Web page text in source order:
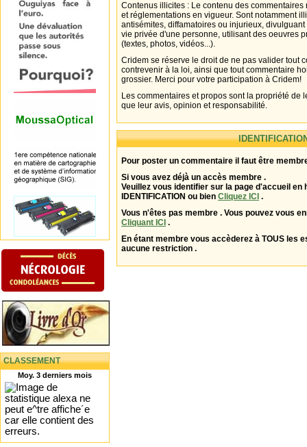
CLASSEMENT
Moy. 3 derniers mois
Contenus illicites : Le contenu des
et réglementations en vigueur. Sont notamment
antisémites, diffamatoires ou injurieux,
vie privée d'une personne, utilisant des oeuvres
(textes, photos, vidéos...).
Cridem se réserve le droit de ne pas valider tout
contrevenir à la loi, ainsi que tout commentaire
grossier. Merci pour votre participation à Cridem!
Les commentaires et propos sont la propriété de
que leur avis, opinion et responsabilité.
Pour poster un commentaire il faut être
Si vous avez déjà un accès membre .
Veuillez vous identifier sur la page d'accueil en
IDENTIFICATION ou bien Cliquez ICI .
Vous n'êtes pas membre . Vous pouvez vous
Cliquant ICI .
En étant membre vous accèderez à TOUS les
aucune restriction .